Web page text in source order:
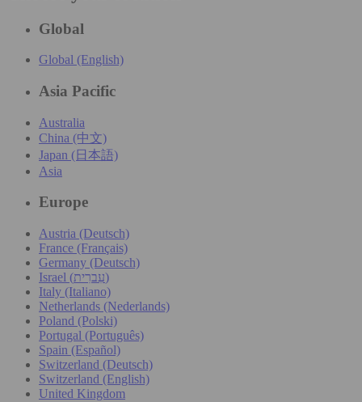
Global
Global (English)
Asia Pacific
Australia
China (中文)
Japan (日本語)
Asia
Europe
Austria (Deutsch)
France (Français)
Germany (Deutsch)
Israel (עִברִית)
Italy (Italiano)
Netherlands (Nederlands)
Poland (Polski)
Portugal (Português)
Spain (Español)
Switzerland (Deutsch)
Switzerland (English)
United Kingdom